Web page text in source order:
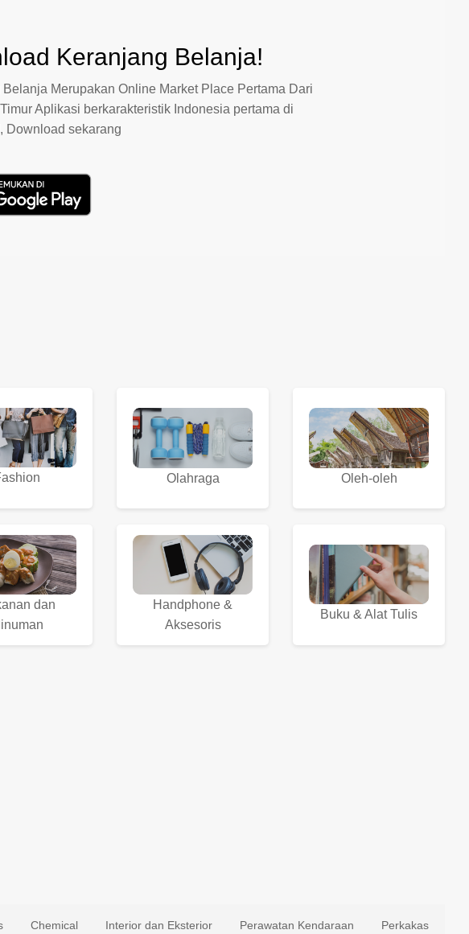
Keranjang Belanja!
Belanja Merupakan Online Market Place Pertama Dari
Aplikasi berkarakteristik Indonesia pertama di
Download sekarang
Olahraga Oleh-oleh
dan
Handphone &
Aksesoris
Buku & Alat Tulis
Chemical Interior dan Eksterior Perawatan Kendaraan Perkakas